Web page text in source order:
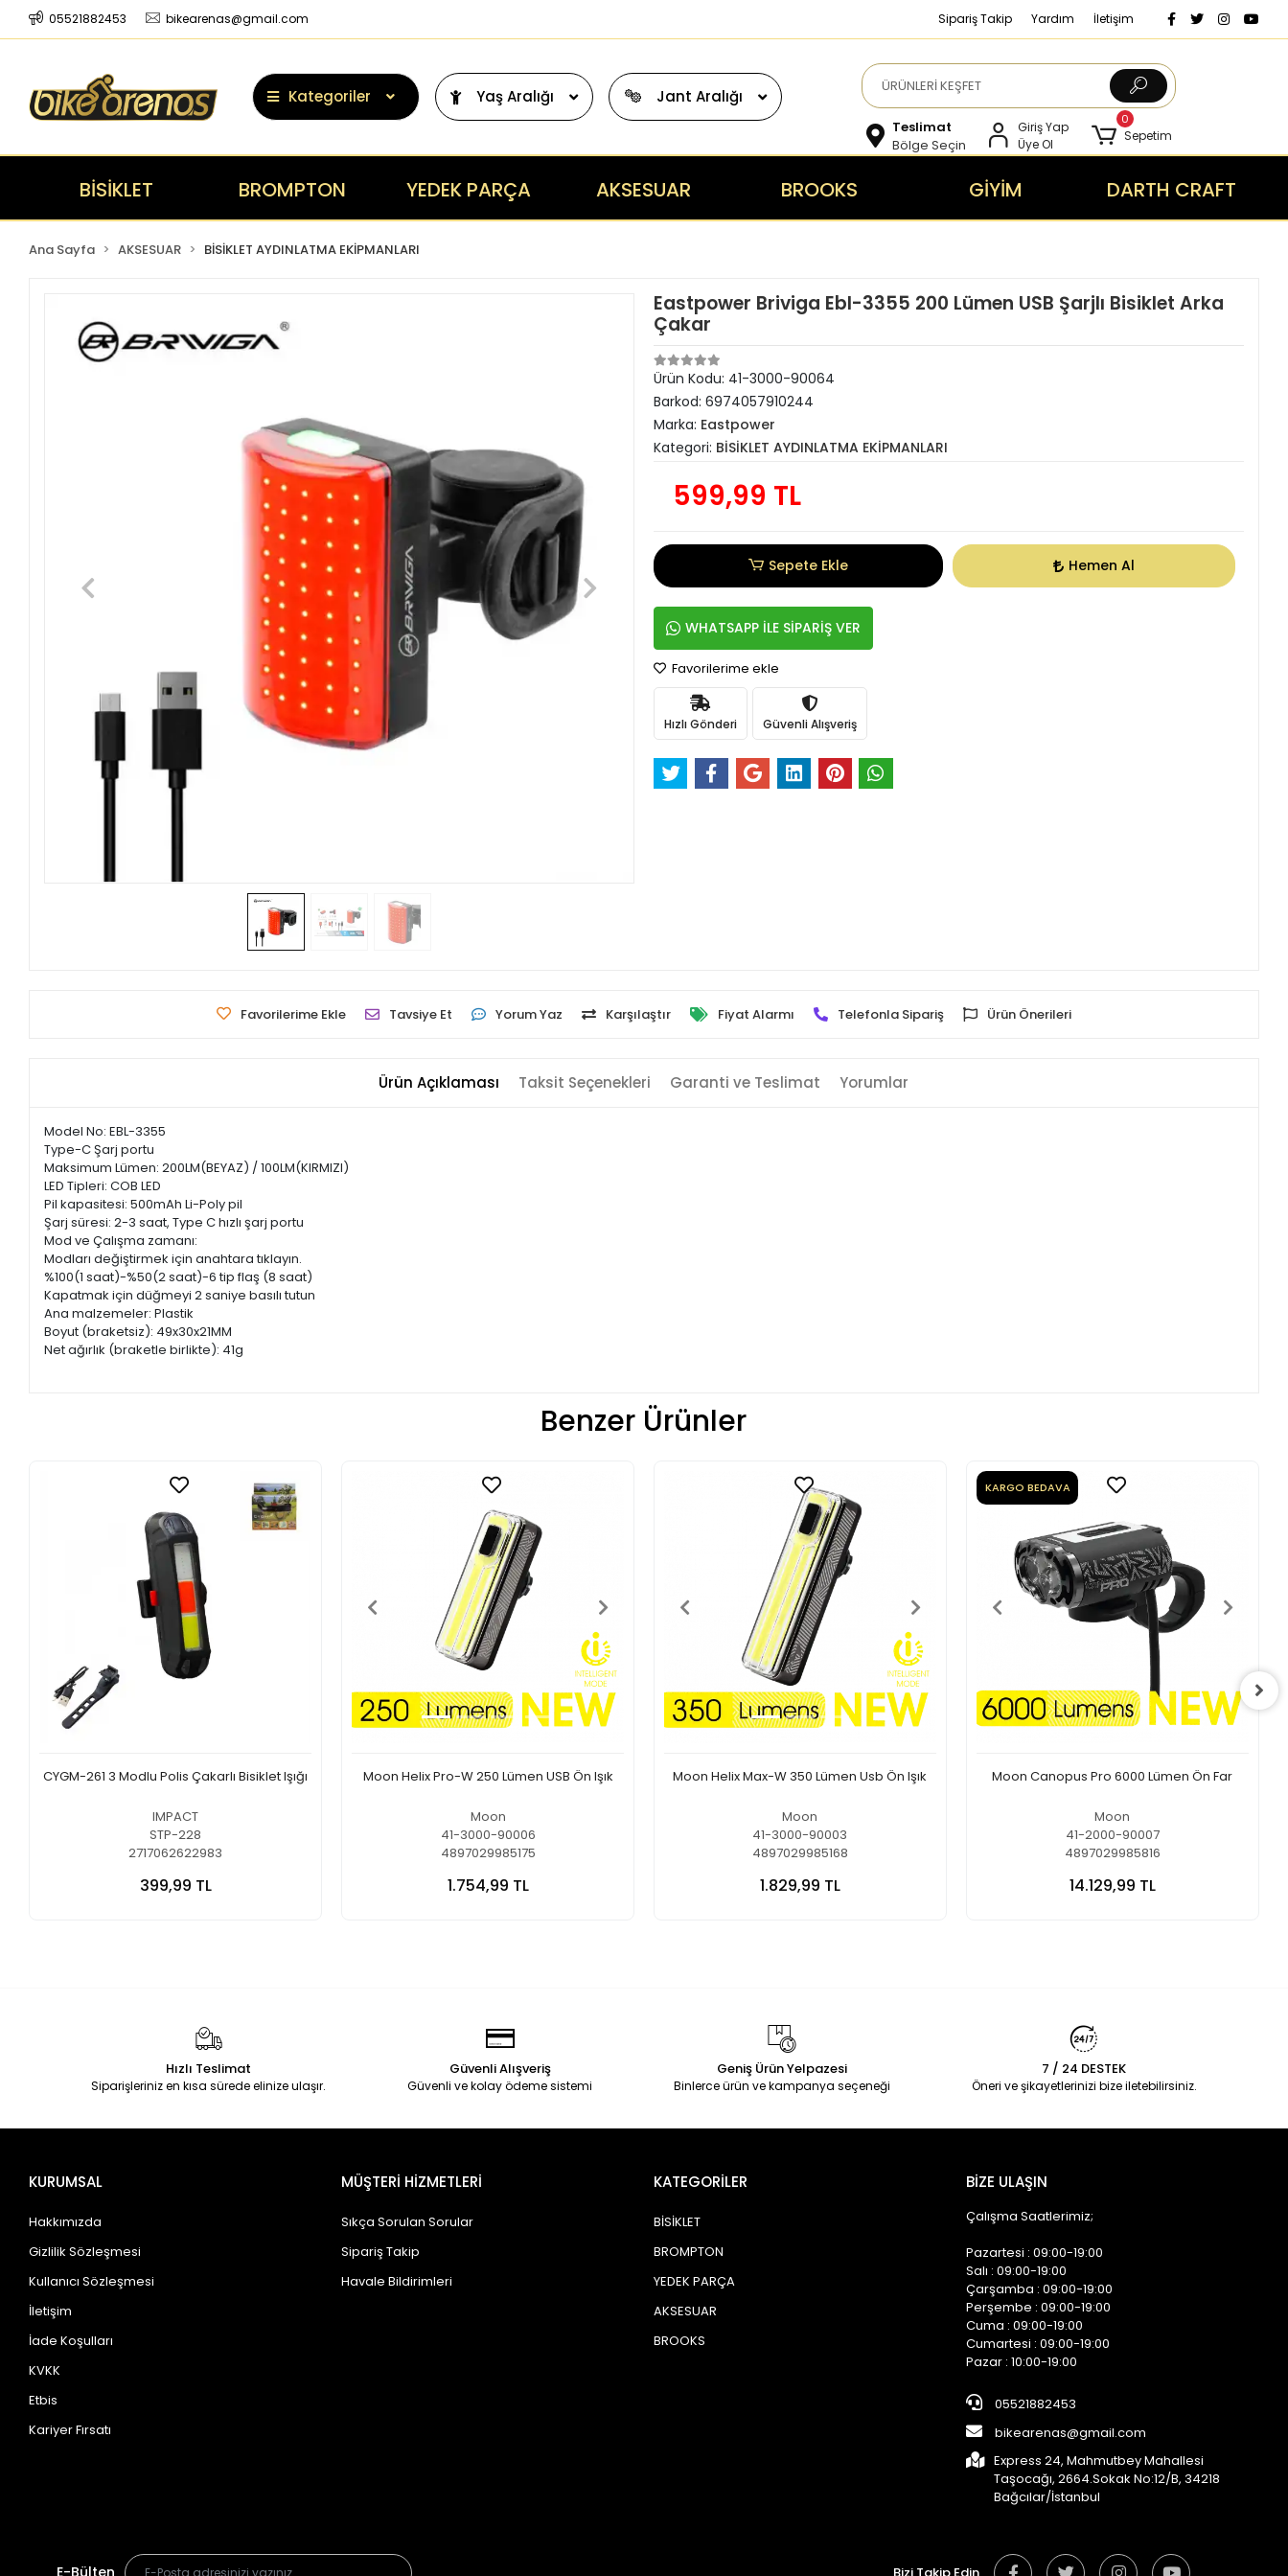
05521882453 bikearenas@gmail.com Sipariş Takip Yardım İletişim
Kategoriler Yaş Aralığı Jant Aralığı
Teslimat
Bölge Seçin
Giriş Yap
Üye Ol
0
Sepetim
BİSİKLET BROMPTON YEDEK PARÇA AKSESUAR BROOKS GİYİM DARTH CRAFT
Ana Sayfa AKSESUAR BİSİKLET AYDINLATMA EKİPMANLARI
Eastpower Briviga Ebl-3355 200 Lümen USB Şarjlı Bisiklet Arka
Çakar
Ürün Kodu: 41-3000-90064
Barkod: 6974057910244
Marka: Eastpower
Kategori: BİSİKLET AYDINLATMA EKİPMANLARI
599,99 TL
Sepete Ekle Hemen Al
WHATSAPP İLE SİPARİŞ VER
Favorilerime ekle
Hızlı Gönderi Güvenli Alışveriş
Favorilerime Ekle Tavsiye Et Yorum Yaz Karşılaştır Fiyat Alarmı Telefonla Sipariş Ürün Önerileri
Ürün Açıklaması Taksit Seçenekleri Garanti ve Teslimat Yorumlar
Model No: EBL-3355
Type-C Şarj portu
Maksimum Lümen: 200LM(BEYAZ) / 100LM(KIRMIZI)
LED Tipleri: COB LED
Pil kapasitesi: 500mAh Li-Poly pil
Şarj süresi: 2-3 saat, Type C hızlı şarj portu
Mod ve Çalışma zamanı:
Modları değiştirmek için anahtara tıklayın.
%100(1 saat)-%50(2 saat)-6 tip flaş (8 saat)
Kapatmak için düğmeyi 2 saniye basılı tutun
Ana malzemeler: Plastik
Boyut (braketsiz): 49x30x21MM
Net ağırlık (braketle birlikte): 41g
Benzer Ürünler
CYGM-261 3 Modlu Polis Çakarlı Bisiklet Işığı
IMPACT
STP-228
2717062622983
399,99 TL
Moon Helix Pro-W 250 Lümen USB Ön Işık
Moon
41-3000-90006
4897029985175
1.754,99 TL
Moon Helix Max-W 350 Lümen Usb Ön Işık
Moon
41-3000-90003
4897029985168
1.829,99 TL
KARGO BEDAVA
Moon Canopus Pro 6000 Lümen Ön Far
Moon
41-2000-90007
4897029985816
14.129,99 TL
Hızlı Teslimat
Siparişleriniz en kısa sürede elinize ulaşır.
Güvenli Alışveriş
Güvenli ve kolay ödeme sistemi
Geniş Ürün Yelpazesi
Binlerce ürün ve kampanya seçeneği
7 / 24 DESTEK
Öneri ve şikayetlerinizi bize iletebilirsiniz.
KURUMSAL
Hakkımızda
Gizlilik Sözleşmesi
Kullanıcı Sözleşmesi
İletişim
İade Koşulları
KVKK
Etbis
Kariyer Fırsatı
MÜŞTERİ HİZMETLERİ
Sıkça Sorulan Sorular
Sipariş Takip
Havale Bildirimleri
KATEGORİLER
BİSİKLET
BROMPTON
YEDEK PARÇA
AKSESUAR
BROOKS
BİZE ULAŞIN
Çalışma Saatlerimiz;
Pazartesi : 09:00-19:00
Salı : 09:00-19:00
Çarşamba : 09:00-19:00
Perşembe : 09:00-19:00
Cuma : 09:00-19:00
Cumartesi : 09:00-19:00
Pazar : 10:00-19:00
05521882453
bikearenas@gmail.com
Express 24, Mahmutbey Mahallesi
Taşocağı, 2664.Sokak No:12/B, 34218
Bağcılar/İstanbul